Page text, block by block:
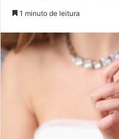
1 minuto de leitura